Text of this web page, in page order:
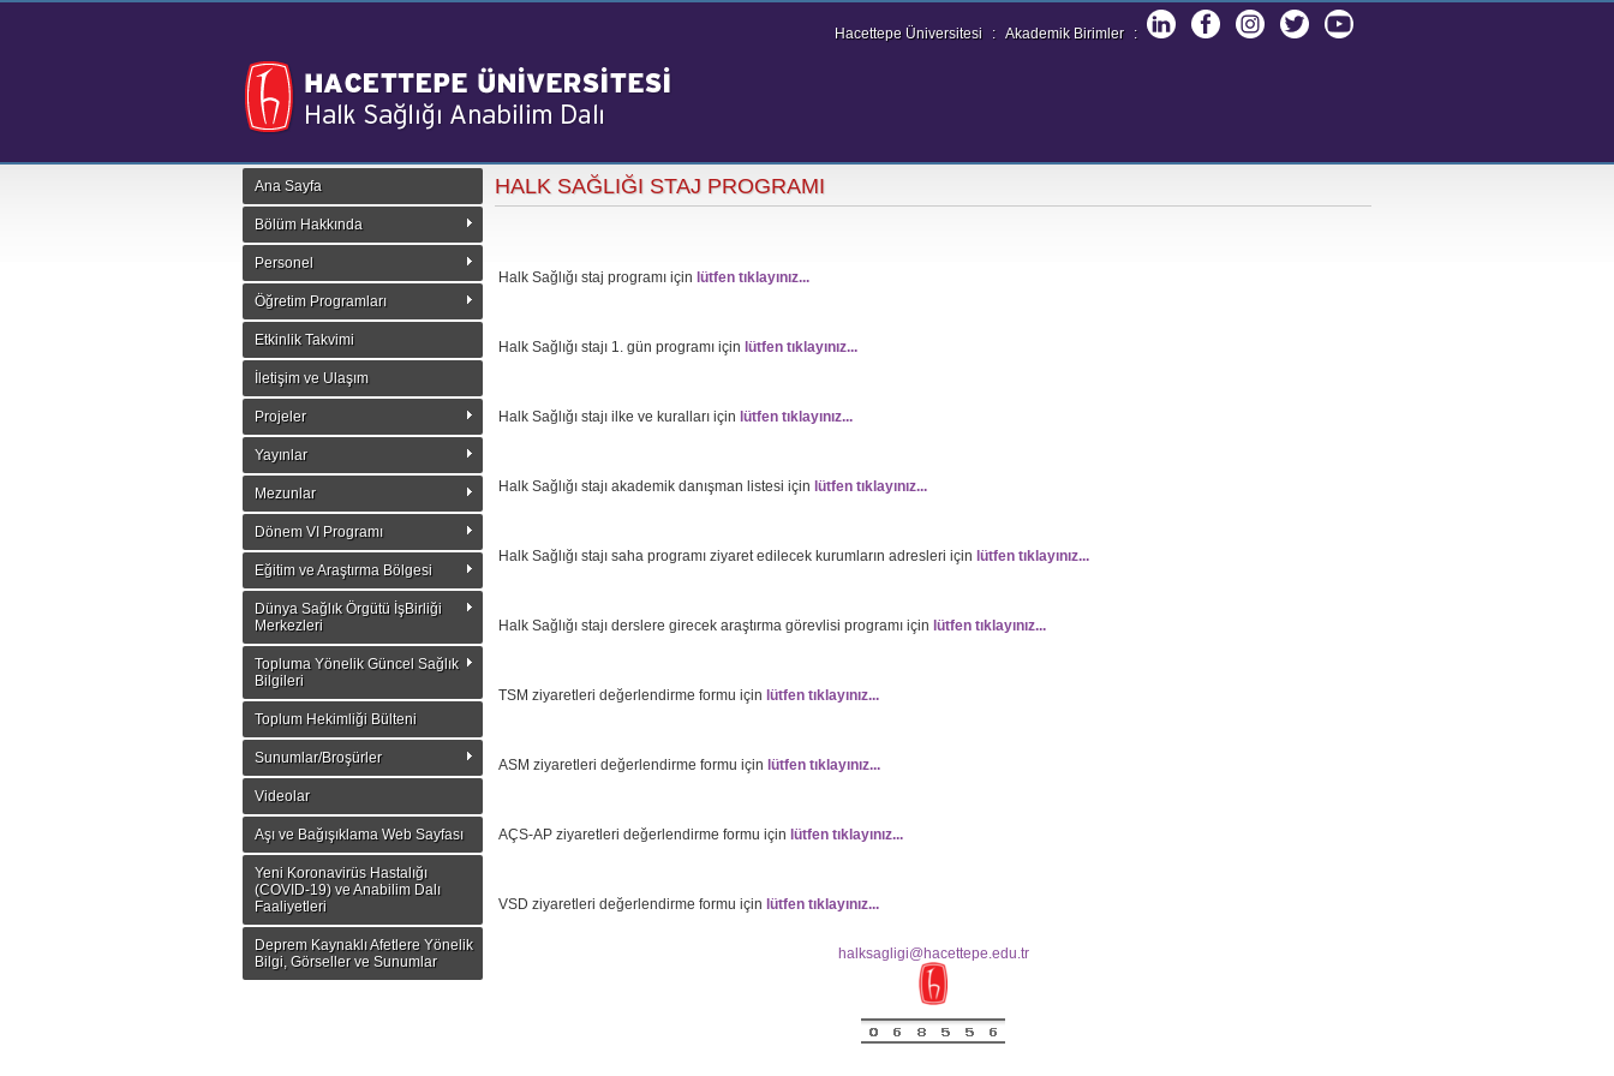
Hacettepe Üniversitesi : Akademik Birimler :
Ana Sayfa
Bölüm Hakkında
Personel
Öğretim Programları
Etkinlik Takvimi
İletişim ve Ulaşım
Projeler
Yayınlar
Mezunlar
Dönem VI Programı
Eğitim ve Araştırma Bölgesi
Dünya Sağlık Örgütü İşBirliği
Merkezleri
Topluma Yönelik Güncel Sağlık
Bilgileri
Toplum Hekimliği Bülteni
Sunumlar/Broşürler
Videolar
Aşı ve Bağışıklama Web Sayfası
Yeni Koronavirüs Hastalığı
(COVID-19) ve Anabilim Dalı
Faaliyetleri
Deprem Kaynaklı Afetlere Yönelik
Bilgi, Görseller ve Sunumlar
HALK SAĞLIĞI STAJ PROGRAMI
Halk Sağlığı staj programı için lütfen tıklayınız...
Halk Sağlığı stajı 1. gün programı için lütfen tıklayınız...
Halk Sağlığı stajı ilke ve kuralları için lütfen tıklayınız...
Halk Sağlığı stajı akademik danışman listesi için lütfen tıklayınız...
Halk Sağlığı stajı saha programı ziyaret edilecek kurumların adresleri için lütfen tıklayınız...
Halk Sağlığı stajı derslere girecek araştırma görevlisi programı için lütfen tıklayınız...
TSM ziyaretleri değerlendirme formu için lütfen tıklayınız...
ASM ziyaretleri değerlendirme formu için lütfen tıklayınız...
AÇS-AP ziyaretleri değerlendirme formu için lütfen tıklayınız...
VSD ziyaretleri değerlendirme formu için lütfen tıklayınız...
halksagligi@hacettepe.edu.tr